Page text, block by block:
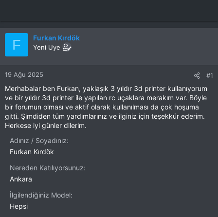
F Furkan Kırdök
Yeni Uye
19 Ağu 2025 #1
Merhabalar ben Furkan, yaklaşık 3 yıldır 3d printer kullanıyorum
ve bir yıldır 3d printer ile yapılan rc uçaklara merakım var. Böyle
bir forumun olması ve aktif olarak kullanılması da çok hoşuma
gitti. Şimdiden tüm yardımlarınız ve ilginiz için teşekkür ederim.
Herkese iyi günler dilerim.
Adınız / Soyadınız
Furkan Kırdök
Nereden Katılıyorsunuz
Ankara
İlgilendiğiniz Model
Hepsi